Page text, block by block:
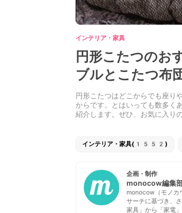
インテリア・家具
円形こたつの
ブルとこたつ布
円形こたつはどこからでも座り
からです。とはいっても数多く
紹介します。ぜひ、お気に入り
インテリア・家具(1552)
企画・制作
monocow編集
monocow（モノカ
サーチに基づき、
家具」から「家電